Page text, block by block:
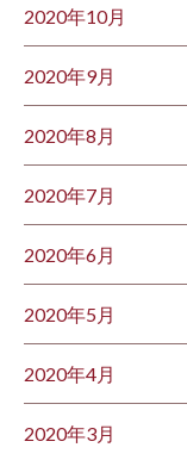
2020年10月
2020年9月
2020年8月
2020年7月
2020年6月
2020年5月
2020年4月
2020年3月